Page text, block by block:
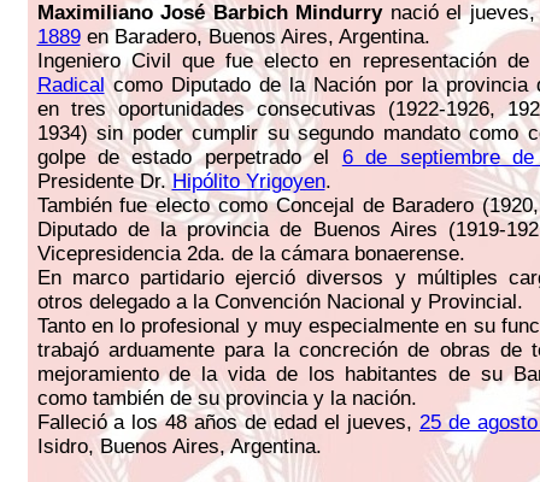
Maximiliano José Barbich Mindurrynació el
1889en Baradero, Buenos Aires, Argentina.
Ingeniero Civil que fue electo en representación
Radicalcomo Diputado de la Nación por la provincia
en tres oportunidades consecutivas (1922-1926,
1934) sin poder cumplir su segundo mandato como
golpe de estado perpetrado el 6 de septiembre de
Presidente Dr.Hipólito Yrigoyen.
También fue electo como Concejal de Baradero
Diputado de la provincia de Buenos Aires (1919-
Vicepresidencia 2da. de la cámara bonaerense.
En marco partidario ejerció diversos y múltiples
otros delegado a la Convención Nacional y Provincial.
Tanto en lo profesional y muy especialmente en su
trabajó arduamente para la concreción de obras de
mejoramiento de la vida de los habitantes de su
como también de su provincia y la nación.
Falleció a los 48 años de edad el jueves, 25 de
Isidro, Buenos Aires, Argentina.